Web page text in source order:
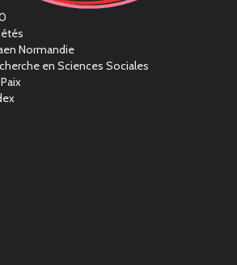
Normandie
en Sciences Sociales